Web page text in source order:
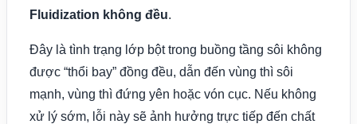
Fluidization không đều.
Đây là tình trạng lớp bột trong buồng tầng sôi không
được “thổi bay” đồng đều, dẫn đến vùng thì sôi
mạnh, vùng thì đứng yên hoặc vón cục. Nếu không
xử lý sớm, lỗi này sẽ ảnh hưởng trực tiếp đến chất